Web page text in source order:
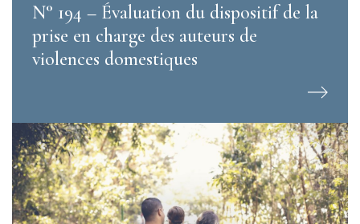
N° 194 – Évaluation du dispositif de la
prise en charge des auteurs de
violences domestiques